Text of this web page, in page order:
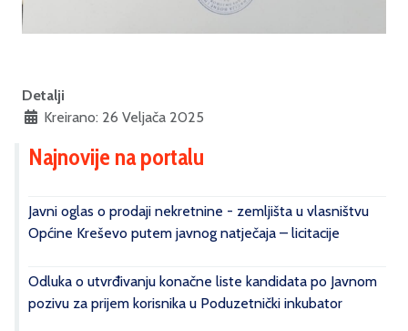
Detalji
Kreirano: 26 Veljača 2025
Najnovije na portalu
Javni oglas o prodaji nekretnine - zemljišta u vlasništvu
Općine Kreševo putem javnog natječaja – licitacije
Odluka o utvrđivanju konačne liste kandidata po Javnom
pozivu za prijem korisnika u Poduzetnički inkubator